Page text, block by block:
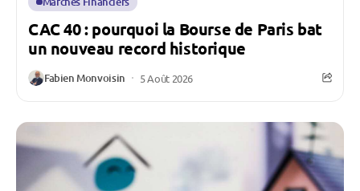
CAC 40 : pourquoi la Bourse de Paris bat
un nouveau record historique
Fabien Monvoisin 5 Août 2026